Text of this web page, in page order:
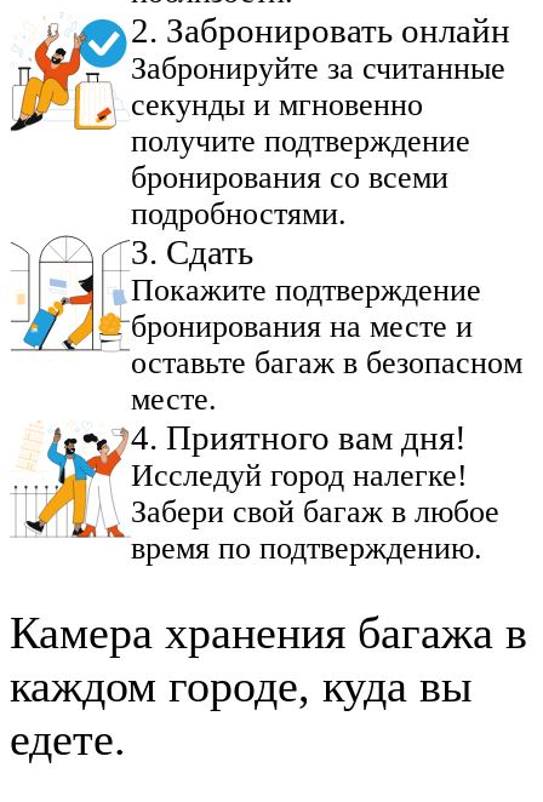
2. Забронировать онлайн
Забронируйте за считанные
секунды и мгновенно
получите подтверждение
бронирования со всеми
подробностями.
3. Сдать
Покажите подтверждение
бронирования на месте и
оставьте багаж в безопасном
месте.
4. Приятного вам дня!
Исследуй город налегке!
Забери свой багаж в любое
время по подтверждению.
Камера хранения багажа в
каждом городе, куда вы
едете.